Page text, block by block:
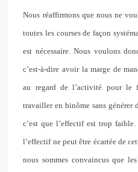
Nous réaffirmons que nous ne
toutes les courses de façon
est nécessaire. Nous voulons
c’est-à-dire avoir la marge de
au regard de l’activité pour le
travailler en binôme sans générer
c’est que l’effectif est trop
l’effectif ne peut être écartée de
nous sommes convaincus que